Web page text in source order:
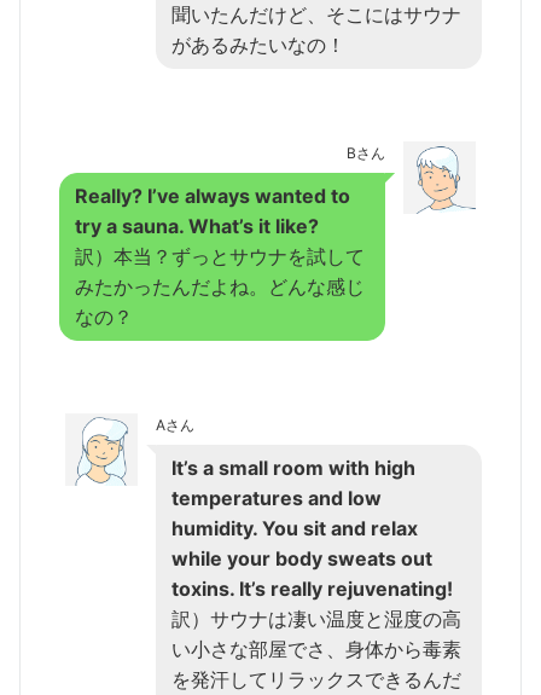
聞いたんだけど、そこにはサウナ
があるみたいなの！
Bさん
Really? I’ve always wanted to
try a sauna. What’s it like?
訳）本当？ずっとサウナを試して
みたかったんだよね。どんな感じ
なの？
Aさん
It’s a small room with high
temperatures and low
humidity. You sit and relax
while your body sweats out
toxins. It’s really rejuvenating!
訳）サウナは凄い温度と湿度の高
い小さな部屋でさ、身体から毒素
を発汗してリラックスできるんだ